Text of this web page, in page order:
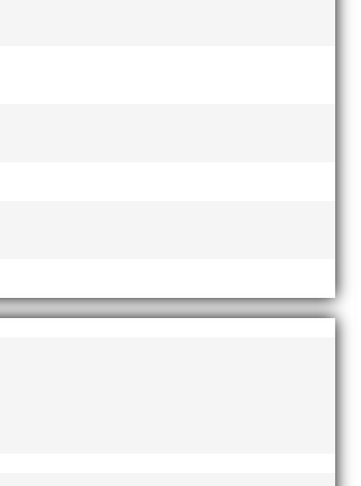
sammanhållningen i en stor klubb med många
och föräldrar.
Vi erbjuder distanserna 5 KM och 10 KM.